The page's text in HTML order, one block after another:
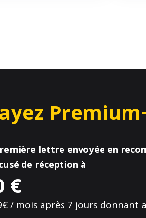
lettre envoyée en
de réception à
€
/ mois après 7 jours donnant